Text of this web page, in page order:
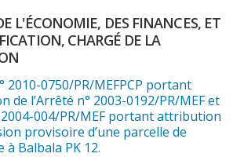
L'ÉCONOMIE, DES FINANCES, ET
CHARGÉ DE LA
2010-0750/PR/MEFPCP portant
de l’Arrêté n° 2003-0192/PR/MEF et
2004-004/PR/MEF portant attribution
provisoire d’une parcelle de
Balbala PK 12.